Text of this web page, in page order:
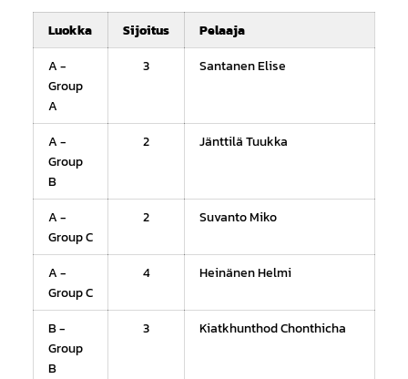
Luokka Sijoitus
Pelaaja
A -
Group
A
3 Santanen Elise
A -
Group
B
2 Jänttilä Tuukka
A -
Group C
2 Suvanto Miko
A -
Group C
4 Heinänen Helmi
B -
Group
B
3 Kiatkhunthod Chonthicha